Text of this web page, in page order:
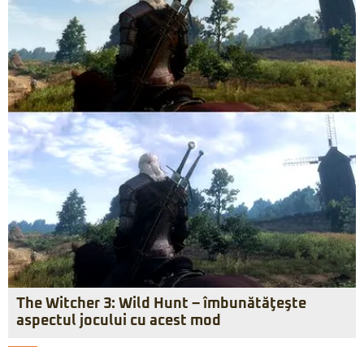
The Witcher 3: Wild Hunt – îmbunătăţeşte
aspectul jocului cu acest mod